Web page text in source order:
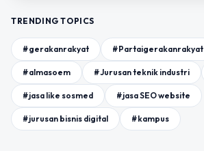
TRENDING TOPICS
#gerakanrakyat #Partaigerakanrakyat
#almasoem #Jurusan teknik industri
#jasa like sosmed #jasa SEO website
#jurusan bisnis digital #kampus